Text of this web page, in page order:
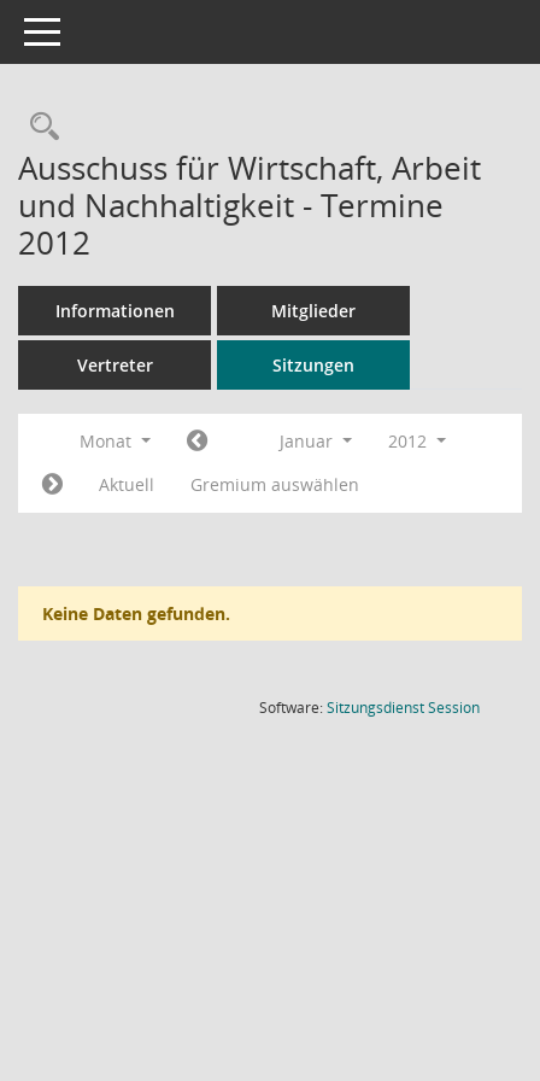
Toggle navigation
Rechercheauswahl
Ausschuss für Wirtschaft, Arbeit
und Nachhaltigkeit - Termine
2012
Informationen Mitglieder
Vertreter Sitzungen
Monat Januar
2012
Aktuell
Gremium auswählen
Keine Daten gefunden.
Software:SitzungsdienstSession(Wird in